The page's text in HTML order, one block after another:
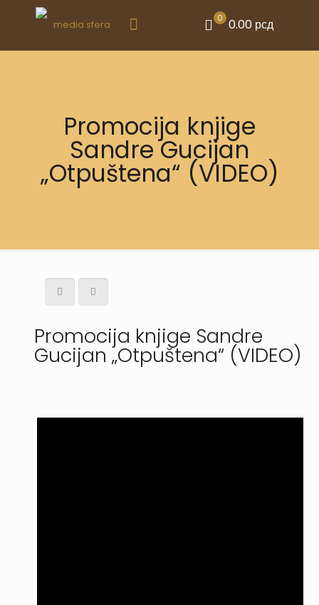
0 0.00 рсд
Promocija knjige
Sandre Gucijan
„Otpuštena“ (VIDEO)
Promocija knjige Sandre
Gucijan „Otpuštena“ (VIDEO)